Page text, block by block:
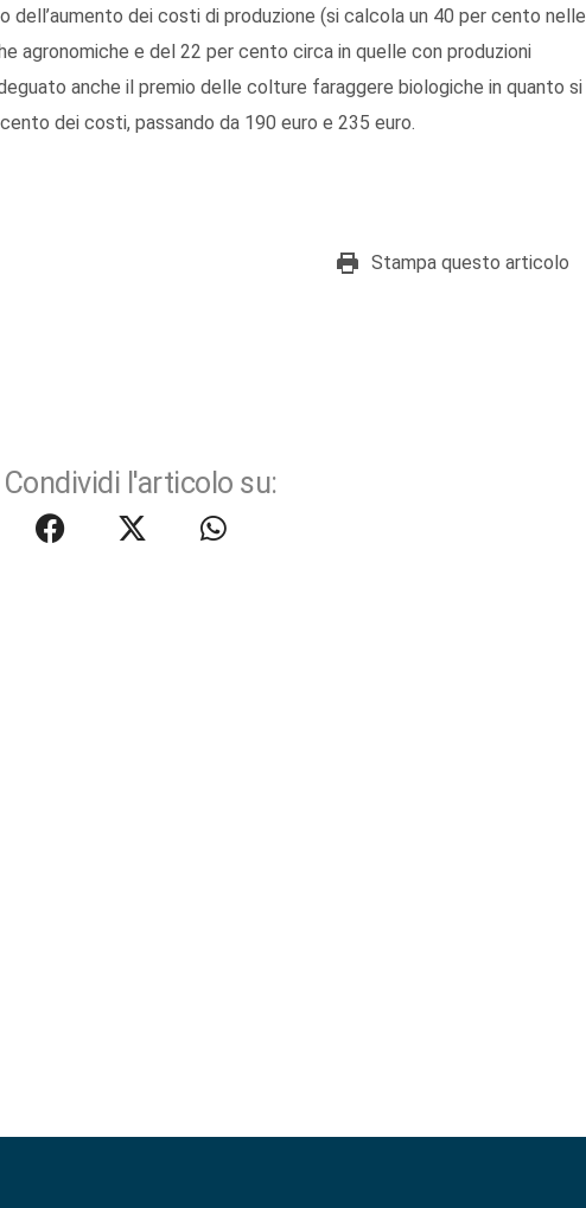
dei costi di produzione (si calcola un 40 per cento nelle
agronomiche e del 22 per cento circa in quelle con produzioni
anche il premio delle colture faraggere biologiche in quanto si
dei costi, passando da 190 euro e 235 euro.
Stampa questo articolo
Condividi l'articolo su: